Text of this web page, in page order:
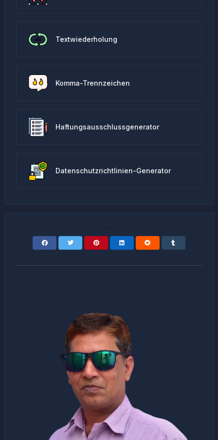
Textwiederholung
Komma-Trennzeichen
Haftungsausschlussgenerator
Datenschutzrichtlinien-Generator